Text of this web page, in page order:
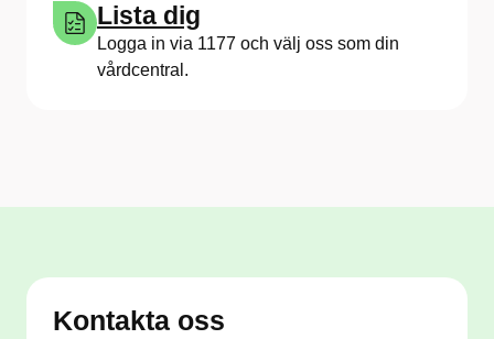
Lista dig
Logga in via 1177 och välj oss som din
vårdcentral.
Kontakta oss